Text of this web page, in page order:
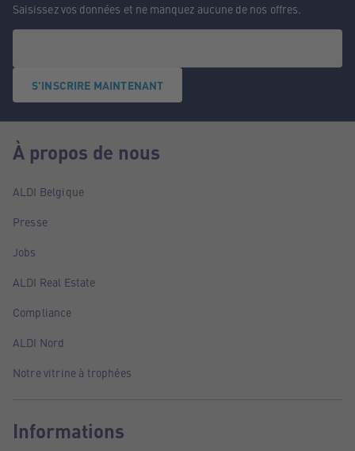
Saisissez vos données et ne manquez aucune de nos offres.
S'INSCRIRE MAINTENANT
À propos de nous
ALDI Belgique
Presse
Jobs
ALDI Real Estate
Compliance
ALDI Nord
Notre vitrine à trophées
Informations